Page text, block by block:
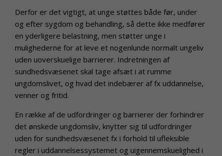
Derfor er det vigtigt, at unge støttes både før, under
og efter sygdom og behandling, så dette ikke medfører
en yderligere belastning, men støtter unge i
mulighederne for at leve et nogenlunde normalt ungeliv
uden uoverskuelige barrierer. Indretningen af
sundhedsvæsenet skal tage afsæt i at rumme
ungdomslivet, og hvad det indebærer af fx uddannelse,
venner og fritid.
En række af de udfordringer og barrierer der forhindrer
det ønskede ungdomsliv, knytter sig til udfordringer
uden for sundhedsvæsenet fx i forhold til ufleksible
regler i uddannelsessystemet og uigennemskuelighed i